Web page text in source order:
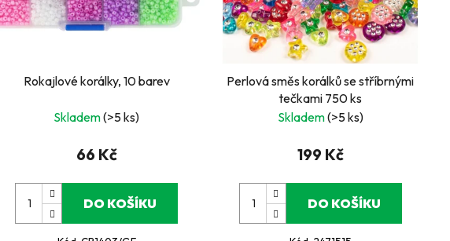
Rokajlové korálky, 10 barev
Skladem(>5 ks)
66 Kč
DO KOŠÍKU
Perlová směs korálků se stříbrnými
tečkami 750 ks
Skladem(>5 ks)
199 Kč
DO KOŠÍKU